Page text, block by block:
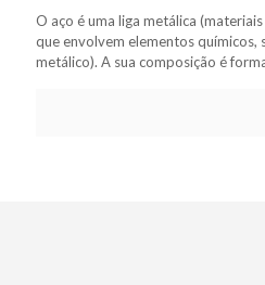
O aço é uma liga metálica
que envolvem elementos químicos,
metálico). A sua composição é